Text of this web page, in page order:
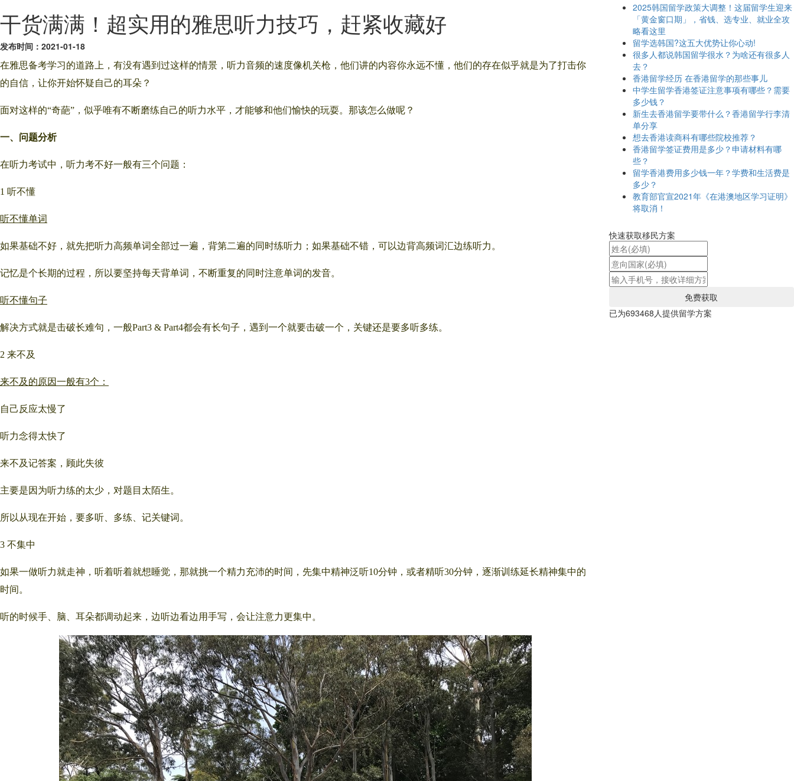
干货满满！超实用的雅思听力技巧，赶紧收藏好
发布时间： 2021-01-18
在雅思备考学习的道路上，有没有遇到过这样的情景，听力音频的速度像机关枪，他们讲的内容你永远不懂，他们的存在似乎就是为了打击你
的自信，让你开始怀疑自己的耳朵？
面对这样的“奇葩”，似乎唯有不断磨练自己的听力水平，才能够和他们愉快的玩耍。那该怎么做呢？
一、问题分析
在听力考试中，听力考不好一般有三个问题：
1 听不懂
听不懂单词
如果基础不好，就先把听力高频单词全部过一遍，背第二遍的同时练听力；如果基础不错，可以边背高频词汇边练听力。
记忆是个长期的过程，所以要坚持每天背单词，不断重复的同时注意单词的发音。
听不懂句子
解决方式就是击破长难句，一般Part3 & Part4都会有长句子，遇到一个就要击破一个，关键还是要多听多练。
2 来不及
来不及的原因一般有3个：
自己反应太慢了
听力念得太快了
来不及记答案，顾此失彼
主要是因为听力练的太少，对题目太陌生。
所以从现在开始，要多听、多练、记关键词。
3 不集中
如果一做听力就走神，听着听着就想睡觉，那就挑一个精力充沛的时间，先集中精神泛听10分钟，或者精听30分钟，逐渐训练延长精神集中的
时间。
听的时候手、脑、耳朵都调动起来，边听边看边用手写，会让注意力更集中。
2025韩国留学政策大调整！这届留学生迎来
「黄金窗口期」，省钱、选专业、就业全攻
略看这里
留学选韩国?这五大优势让你心动!
很多人都说韩国留学很水？为啥还有很多人
去？
香港留学经历 在香港留学的那些事儿
中学生留学香港签证注意事项有哪些？需要
多少钱？
新生去香港留学要带什么？香港留学行李清
单分享
想去香港读商科有哪些院校推荐？
香港留学签证费用是多少？申请材料有哪
些？
留学香港费用多少钱一年？学费和生活费是
多少？
教育部官宣2021年《在港澳地区学习证明》
将取消！
快速获取移民方案
已为693468 人提供留学方案